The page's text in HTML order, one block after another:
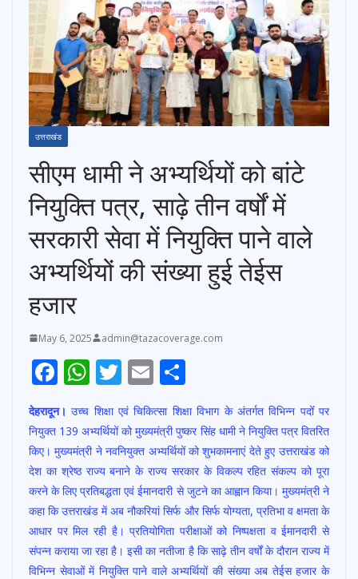
उत्तराखंड
सीएम धामी ने अभ्यर्थियों को बांटे
नियुक्ति पत्र, साढ़े तीन वर्षों में
सरकारी सेवा में नियुक्ति पाने वाले
अभ्यर्थियों की संख्या हुई तेईस
हजार
May 6, 2025 admin@tazacoverage.com
F
e
b
o
o
k
W
h
at
s
A
p
p
T
w
itt
er
E
m
ai
l
h
ar
e
देहरादून। उच्च शिक्षा एवं चिकित्सा शिक्षा विभाग के अंतर्गत विभिन्न पदोंं पर
नियुक्त 139 अभ्यर्थियों को मुख्यमंत्री पुष्कर सिंह धामी ने नियुक्ति पत्र वितरित
किए। मुख्यमंत्री ने नवनियुक्त अभ्यर्थियों को शुभकामनाएं देते हुए उत्तराखंड को
देश का श्रेष्ठ राज्य बनाने के राज्य सरकार के विकल्प रहित संकल्प को पूरा
करने के लिए प्रतिबद्धता एवं ईमानदारी से जुटने का आह्वान किया। मुख्यमंत्री ने
कहा कि उत्तराखंड में अब नौकरियां सिर्फ और सिर्फ योग्यता, प्रतिभा व क्षमता के
आधार पर मिल रही है। प्रतियोगिता परीक्षाओं को निष्पक्षता व ईमानदारी से
संपन्न कराया जा रहा है। इसी का नतीजा है कि साढ़े तीन वर्षों के दौरान राज्य में
विभिन्न सेवाओं में नियुक्ति पाने वाले अभ्यर्थियों की संख्या अब तेईस हजार के